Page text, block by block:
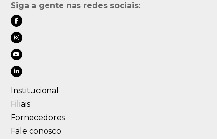
Siga a gente nas redes sociais:
Institucional
Filiais
Fornecedores
Fale conosco